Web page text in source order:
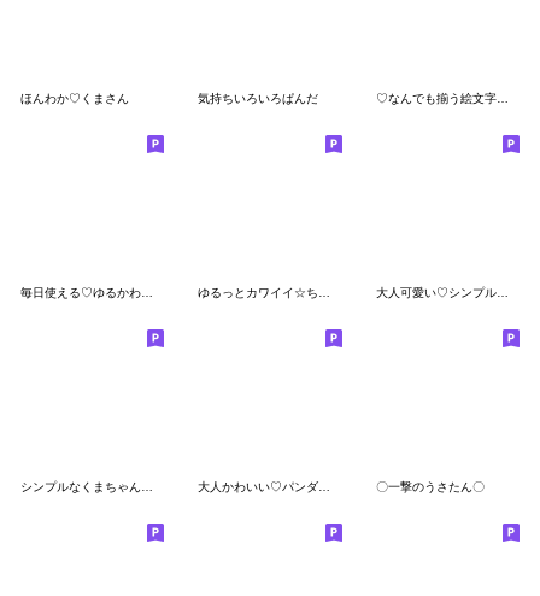
ほんわか♡くまさん 気持ちいろいろぱんだ ♡なんでも揃う絵文字セット♡
大人可愛い♡シンプル絵文字６
シンプルなくまちゃん絵文字 大人かわいい♡パンダの文字付絵文字 〇一撃のうさたん〇